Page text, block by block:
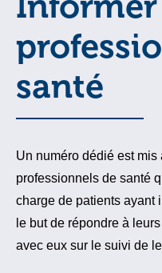
santé
Un numéro dédié est
professionnels de santé
charge de patients ayant
le but de répondre à
avec eux sur le suivi de